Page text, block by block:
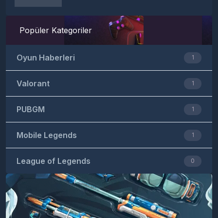
Popüler Kategoriler
Oyun Haberleri 1
Valorant 1
PUBGM 1
Mobile Legends 1
League of Legends 0